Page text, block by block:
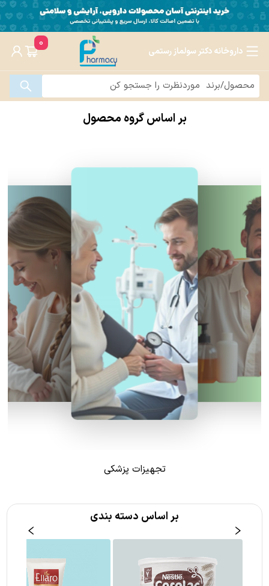
داروخانه دکتر سولماز رستمی
0
بر اساس گروه محصول
تجهیزات پزشکی
بر اساس دسته بندی